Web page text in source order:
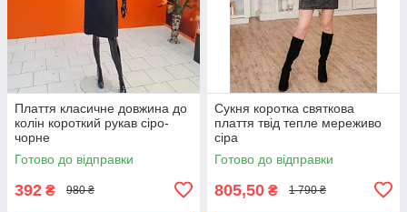
Плаття класичне довжина до
колін короткий рукав сіро-
чорне
Готово до відправки
392 ₴ 980 ₴
Сукня коротка святкова
плаття твід тепле мереживо
сіра
Готово до відправки
805,50 ₴ 1 790 ₴